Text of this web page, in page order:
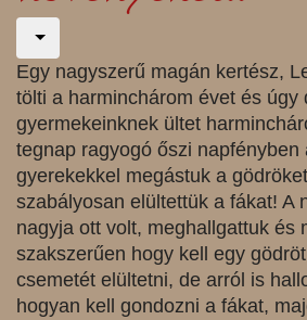
Egy nagyszerű magán kertész,
tölti a harminchárom évet és úgy
gyermekeinknek ültet
tegnap ragyogó őszi napfényben
gyerekekkel megástuk a
szabályosan elültettük a fákat! A
nagyja ott volt, meghallgattuk és
szakszerűen hogy kell egy
csemetét elültetni, de arról is
hogyan kell gondozni a fákat,